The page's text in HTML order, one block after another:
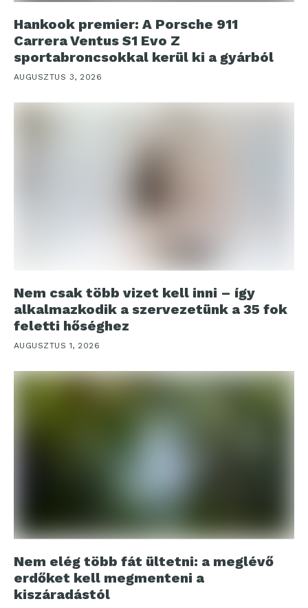
Hankook premier: A Porsche 911
Carrera Ventus S1 Evo Z
sportabroncsokkal kerül ki a gyárból
AUGUSZTUS 3, 2026
Nem csak több vizet kell inni – így
alkalmazkodik a szervezetünk a 35 fok
feletti hőséghez
AUGUSZTUS 1, 2026
Nem elég több fát ültetni: a meglévő
erdőket kell megmenteni a
kiszáradástól